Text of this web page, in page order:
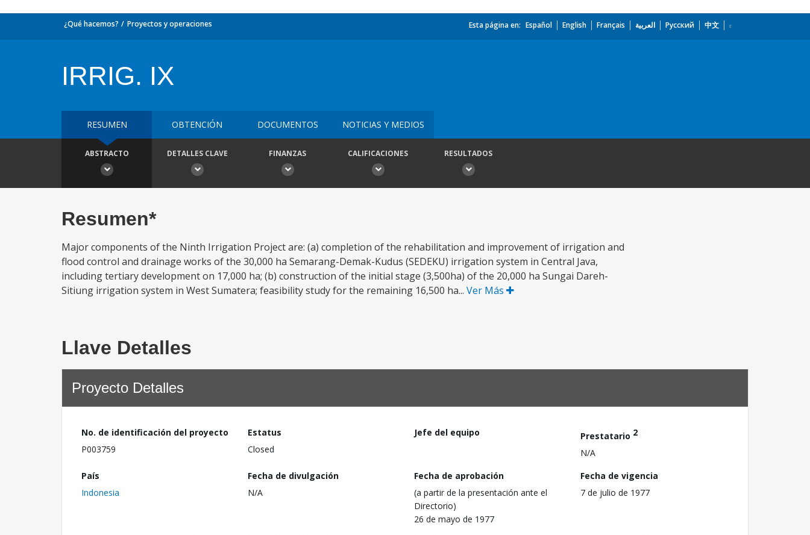
¿Qué hacemos? Proyectos y operaciones Esta página en: Español English Français العربية Русский 中文
IRRIG. IX
RESUMEN OBTENCIÓN DOCUMENTOS NOTICIAS Y MEDIOS
ABSTRACTO DETALLES CLAVE FINANZAS CALIFICACIONES RESULTADOS
Resumen*
Major components of the Ninth Irrigation Project are: (a) completion of the rehabilitation and improvement of irrigation and
flood control and drainage works of the 30,000 ha Semarang-Demak-Kudus (SEDEKU) irrigation system in Central Java,
including tertiary development on 17,000 ha; (b) construction of the initial stage (3,500ha) of the 20,000 ha Sungai Dareh-
Sitiung irrigation system in West Sumatera; feasibility study for the remaining 16,500 ha... Ver Más
Llave Detalles
Proyecto Detalles
No. de identificación del proyecto
P003759
Estatus
Closed
Jefe del equipo Prestatario 2
N/A
País
Indonesia
Fecha de divulgación
N/A
Fecha de aprobación
(a partir de la presentación ante el
Directorio)
26 de mayo de 1977
Fecha de vigencia
7 de julio de 1977